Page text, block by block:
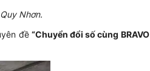
Nhơn.
đề “Chuyển đổi số cùng BRAVO